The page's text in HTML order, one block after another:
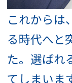
これからは
る時代へと
た。選ばれ
てしまいま